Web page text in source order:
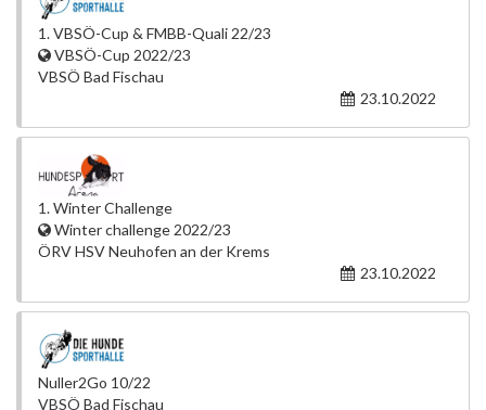
1. VBSÖ-Cup & FMBB-Quali 22/23
VBSÖ-Cup 2022/23
VBSÖ Bad Fischau
23.10.2022
1. Winter Challenge
Winter challenge 2022/23
ÖRV HSV Neuhofen an der Krems
23.10.2022
Nuller2Go 10/22
VBSÖ Bad Fischau